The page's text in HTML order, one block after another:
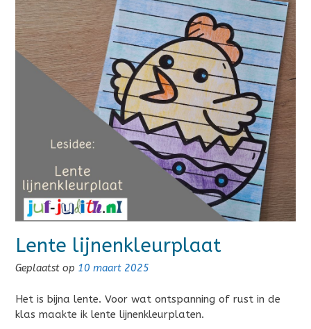
Lente lijnenkleurplaat
Geplaatst op 10 maart 2025
Het is bijna lente. Voor wat ontspanning of rust in de
klas maakte ik lente lijnenkleurplaten.